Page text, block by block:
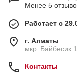
Менее 5
Работает с
г. Алматы
мкр. Байбесик
Контакты